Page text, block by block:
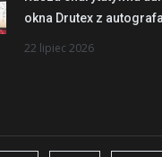
okna Drutex z
22 lipiec 2026